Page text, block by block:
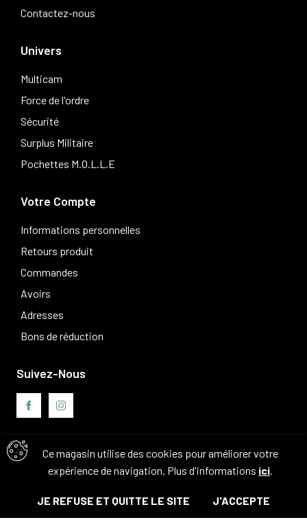
Contactez-nous
Univers
Multicam
Force de l'ordre
Sécurité
Surplus Militaire
Pochettes M.O.L.L.E
Votre Compte
Informations personnelles
Retours produit
Commandes
Avoirs
Adresses
Bons de réduction
Ce magasin utilise des cookies pour améliorer votre
expérience de navigation. Plus d'informations ici.
JE REFUSE ET QUITTE LE SITE J'ACCEPTE
Suivez-Nous
Avis clients
© Tous droits réservés. 2026 - Camouflage 83